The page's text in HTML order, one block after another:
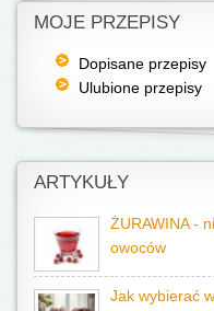
MOJE PRZEPISY
Dopisane przepisy
Ulubione przepisy
ARTYKUŁY
ŻURAWINA -
owoców
Jak wybierać